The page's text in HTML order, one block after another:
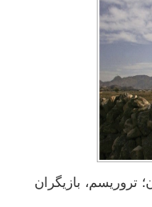
تروریسم، بازیگران